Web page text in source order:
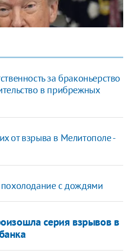
за браконьерство
в прибрежных
от взрыва в Мелитополе -
с дождями
серия взрывов в